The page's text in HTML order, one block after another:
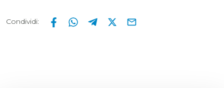
Condividi: